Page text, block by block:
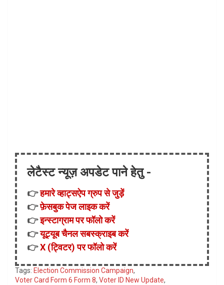
लेटैस्ट न्यूज़ अपडेट पाने हेतु -
👉हमारे व्हाट्सऐप ग्रुप से जुड़ें
👉फ़ेसबुक पेज लाइक करें
👉इन्स्टाग्राम पर फॉलो करें
👉यूट्यूब चैनल सबस्क्राइब करें
👉X (ट्विटर) पर फॉलो करें
Tags: Election Commission Campaign,
Voter Card Form 6 Form 8, Voter ID New Update,